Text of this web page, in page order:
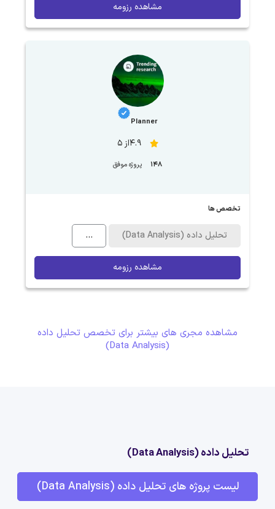
مشاهده رزومه
Planner
4.9از 5
148 پروژه موفق
تخصص ها
تحلیل داده (Data Analysis) ...
مشاهده رزومه
مشاهده مجری های بیشتر برای تخصص تحلیل داده
(Data Analysis)
تحلیل داده (Data Analysis)
لیست پروژه های تحلیل داده (Data Analysis)